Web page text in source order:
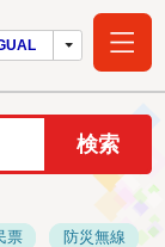
陸太田市ホー
票 防災無線